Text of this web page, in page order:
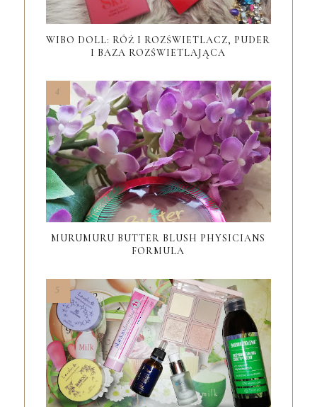
WIBO DOLL: RÓŻ I ROZŚWIETLACZ, PUDER
I BAZA ROZŚWIETLAJĄCA
MURUMURU BUTTER BLUSH PHYSICIANS
FORMULA